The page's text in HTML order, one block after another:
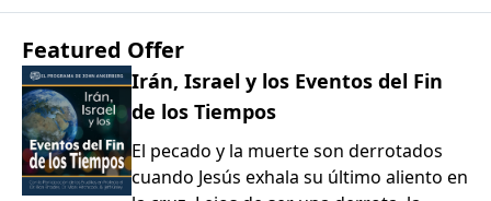
Featured Offer
Irán, Israel y los Eventos del Fin
de los Tiempos
El pecado y la muerte son derrotados
cuando Jesús exhala su último aliento en